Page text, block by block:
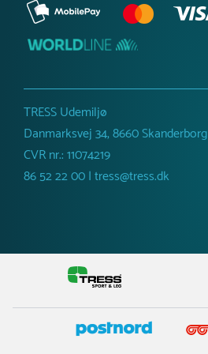
TRESS Udemiljø
Danmarksvej 34, 8660 Skanderborg
CVR nr.: 11074219
86 52 22 00 | tress@tress.dk